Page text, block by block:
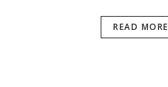
READ MORE